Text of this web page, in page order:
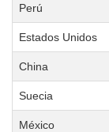
Perú
Estados Unidos
China
Suecia
México